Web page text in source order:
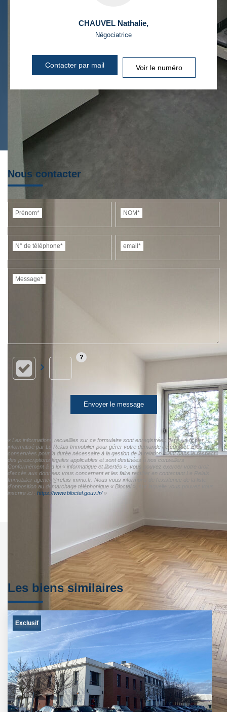
CHAUVEL Nathalie,
Négociatrice
Contacter par mail Voir le numéro
Nous contacter
Prénom* NOM*
N° de téléphone* email*
Message*
Envoyer le message
« Les informations recueillies sur ce formulaire sont enregistrées dans un fichier
informatisé par Le Relais Immobilier pour gérer votre demande de contact. Elles sont
conservées pour la durée nécessaire à la gestion de la relation client dans le respect
des prescriptions légales applicables et sont destinées à nos conseillers
Conformément à la loi « informatique et libertés », vous pouvez exercer votre droit
d'accès aux données vous concernant et les faire rectifier en contactant Le Relais
Immobilier agence@relais-immo.fr. Nous vous informons de l'existence de la liste
d'opposition au démarchage téléphonique « Bloctel », sur laquelle vous pouvez vous
inscrire ici : https://www.bloctel.gouv.fr/»
Les biens similaires
Exclusif